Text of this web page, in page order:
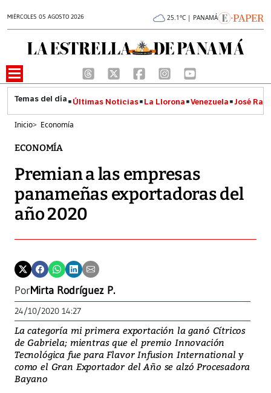
MIÉRCOLES 05 AGOSTO 2026 25.1°C | PANAMÁ
Últimas Noticias La Llorona Venezuela José
Inicio> Economía
ECONOMÍA
Premian a las empresas
panameñas exportadoras del
año 2020
PorMirta Rodríguez P.
24/10/2020 14:27
La categoría mi primera exportación la ganó Cítricos
de Gabriela; mientras que el premio Innovación
Tecnológica fue para Flavor Infusion International y
como el Gran Exportador del Año se alzó Procesadora
Bayano